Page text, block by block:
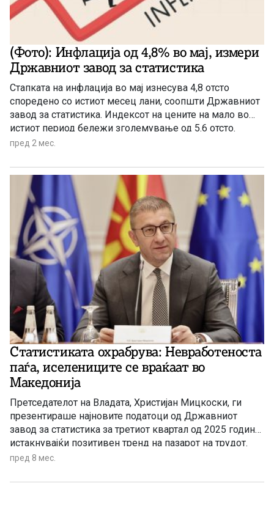
(Фото): Инфлација од 4,8% во мај, измери
Државниот завод за статистика
Стапката на инфлација во мај изнесува 4,8 отсто
споредено со истиот месец лани, соопшти Државниот
завод за статистика. Индексот на цените на мало во
истиот период бележи зголемување од 5.6 отсто.
пред 2 мес.
Статистиката охрабрува: Невработеноста
паѓа, иселениците се враќаат во
Македонија
Претседателот на Владата, Христијан Мицкоски, ги
презентираше најновите податоци од Државниот
завод за статистика за третиот квартал од 2025 година,
истакнувајќи позитивен тренд на пазарот на трудот.
пред 8 мес.